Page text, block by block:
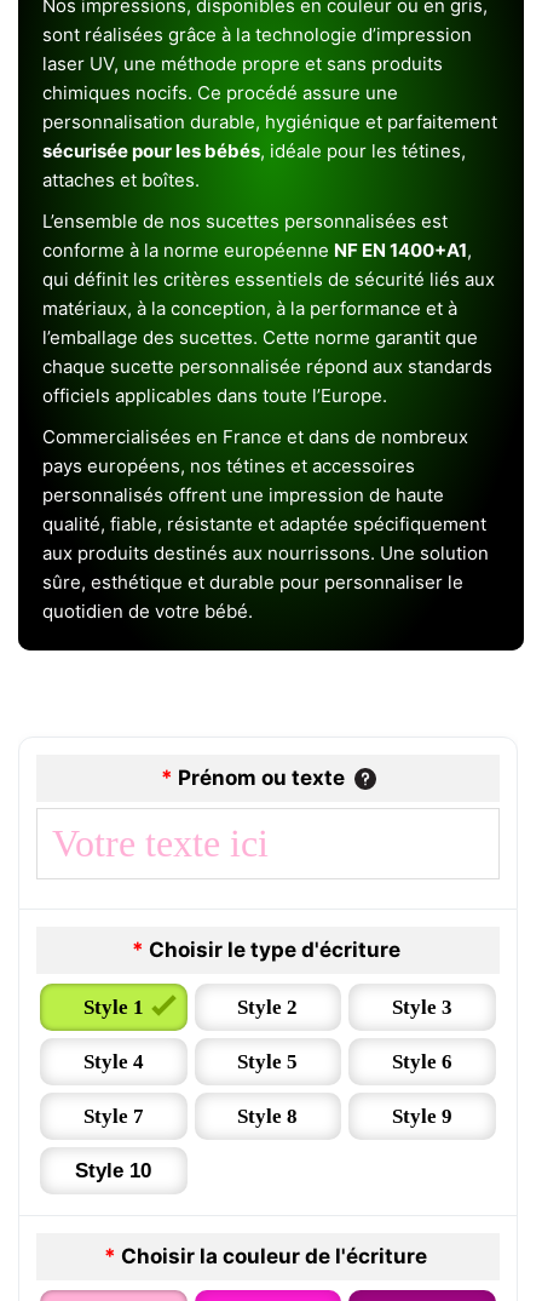
Nos impressions, disponibles en couleur ou en gris,
sont réalisées grâce à la technologie d’impression
laser UV, une méthode propre et sans produits
chimiques nocifs. Ce procédé assure une
personnalisation durable, hygiénique et parfaitement
sécurisée pour les bébés, idéale pour les tétines,
attaches et boîtes.
L’ensemble de nos sucettes personnalisées est
conforme à la norme européenne NF EN 1400+A1,
qui définit les critères essentiels de sécurité liés aux
matériaux, à la conception, à la performance et à
l’emballage des sucettes. Cette norme garantit que
chaque sucette personnalisée répond aux standards
officiels applicables dans toute l’Europe.
Commercialisées en France et dans de nombreux
pays européens, nos tétines et accessoires
personnalisés offrent une impression de haute
qualité, fiable, résistante et adaptée spécifiquement
aux produits destinés aux nourrissons. Une solution
sûre, esthétique et durable pour personnaliser le
quotidien de votre bébé.
* Prénom ou texte
* Choisir le type d'écriture
Style 1 Style 2 Style 3
Style 4 Style 5 Style 6
Style 7 Style 8 Style 9
Style 10
* Choisir la couleur de l'écriture